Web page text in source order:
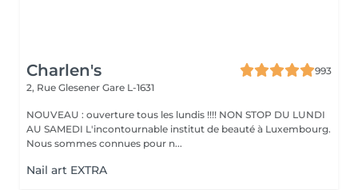
Charlen's
993
2, Rue Glesener Gare L-1631
NOUVEAU : ouverture tous les lundis !!!! NON STOP DU LUNDI
AU SAMEDI L'incontournable institut de beauté à Luxembourg.
Nous sommes connues pour n...
Nail art EXTRA